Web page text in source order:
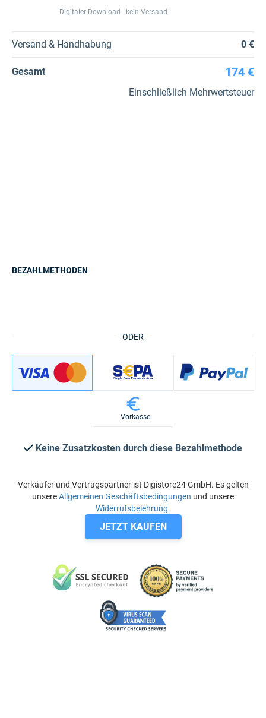
Digitaler Download - kein Versand
Versand & Handhabung 0 €
Gesamt 174 €
Einschließlich Mehrwertsteuer
ODER
BEZAHLMETHODEN
Vorkasse
Keine Zusatzkosten durch diese Bezahlmethode
Verkäufer und Vertragspartner ist Digistore24 GmbH. Es gelten
unsereAllgemeinen Geschäftsbedingungen und unsere
Widerrufsbelehrung.
JETZT KAUFEN